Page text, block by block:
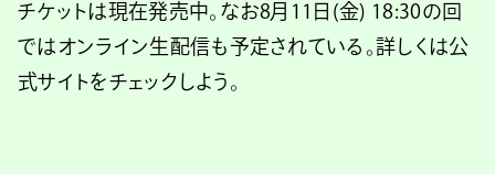
チケットは現在発売中。なお8月11日(金) 18:30の回
ではオンライン生配信も予定されている。詳しくは公
式サイトをチェックしよう。